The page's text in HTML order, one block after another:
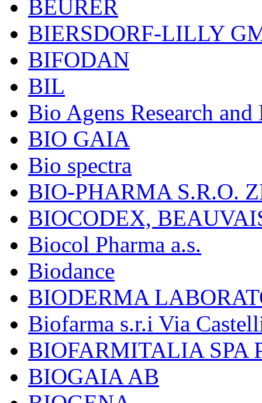
BEURER
BIERSDORF-LILLY
BIFODAN
BIL
Bio Agens Research
BIO GAIA
Bio spectra
BIO-PHARMA S.R.O.
BIOCODEX,
Biocol Pharma a.s.
Biodance
BIODERMA
Biofarma s.r.i Via
BIOFARMITALIA SPA
BIOGAIA AB